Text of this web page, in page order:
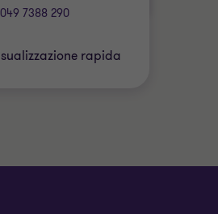
7388 290
rapida